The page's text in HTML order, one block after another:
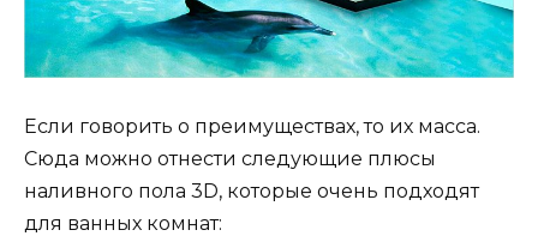
Если говорить о преимуществах, то их масса.
Сюда можно отнести следующие плюсы
наливного пола 3D, которые очень подходят
для ванных комнат: